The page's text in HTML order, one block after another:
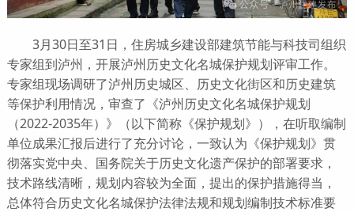
3月30日至31日，住房城乡建设部建筑节能与科技司组织
专家组到泸州，开展泸州历史文化名城保护规划评审工作。
专家组现场调研了泸州历史城区、历史文化街区和历史建筑
等保护利用情况，审查了《泸州历史文化名城保护规划
（2022-2035年）》（以下简称《保护规划》），在听取编制
单位成果汇报后进行了充分讨论，一致认为《保护规划》贯
彻落实党中央、国务院关于历史文化遗产保护的部署要求，
技术路线清晰，规划内容较为全面，提出的保护措施得当，
总体符合历史文化名城保护法律法规和规划编制技术标准要